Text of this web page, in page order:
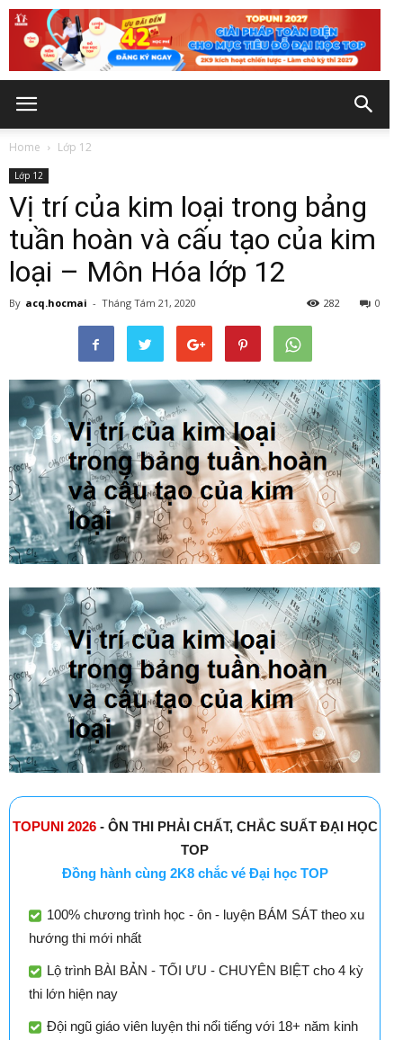
Home Lớp 12
Lớp 12
Vị trí của kim loại trong bảng
tuần hoàn và cấu tạo của kim
loại – Môn Hóa lớp 12
By acq.hocmai - Tháng Tám 21, 2020 0
282
TOPUNI 2026- ÔN THI PHẢI CHẤT, CHẮC SUẤT ĐẠI HỌC
TOP
Đồng hành cùng 2K8 chắc vé Đại học TOP
100% chương trình học - ôn - luyện BÁM SÁT theo xu
hướng thi mới nhất
Lộ trình BÀI BẢN - TỐI ƯU - CHUYÊN BIỆT cho 4 kỳ
thi lớn hiện nay
Đội ngũ giáo viên luyện thi nổi tiếng với 18+ năm kinh